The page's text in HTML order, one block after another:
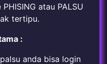
atau PALSU
tertipu.
:
anda bisa login